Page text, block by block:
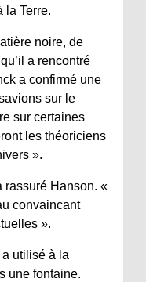
la Terre.
noire, de
a rencontré
a confirmé une
sur le
sur certaines
les théoriciens
».
rassuré Hanson. «
convaincant
».
a utilisé à la
une fontaine.